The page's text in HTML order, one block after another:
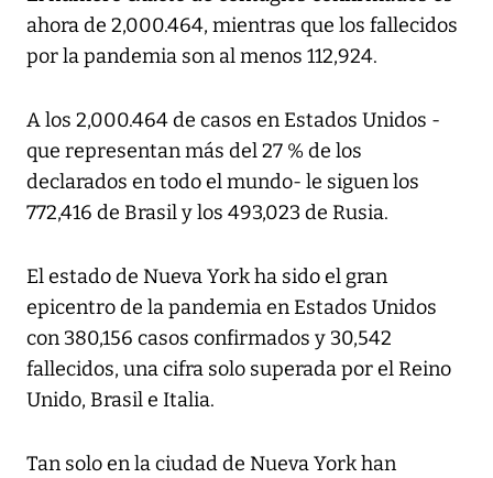
ahora de 2,000.464, mientras que los fallecidos
por la pandemia son al menos 112,924.
A los 2,000.464 de casos en Estados Unidos -
que representan más del 27 % de los
declarados en todo el mundo- le siguen los
772,416 de Brasil y los 493,023 de Rusia.
El estado de Nueva York ha sido el gran
epicentro de la pandemia en Estados Unidos
con 380,156 casos confirmados y 30,542
fallecidos, una cifra solo superada por el Reino
Unido, Brasil e Italia.
Tan solo en la ciudad de Nueva York han